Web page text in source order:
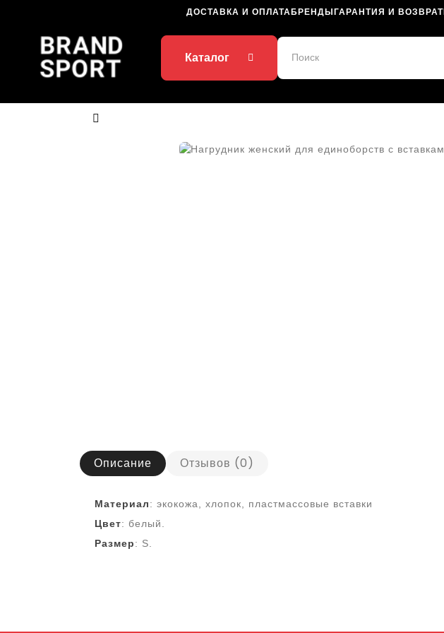
ДОСТАВКА И ОПЛАТА БРЕНДЫ ГАРАНТИЯ И ВОЗВРАТ
Каталог
Описание Отзывов (0)
Материал: экокожа, хлопок, пластмассовые вставки
Цвет: белый.
Размер: S.